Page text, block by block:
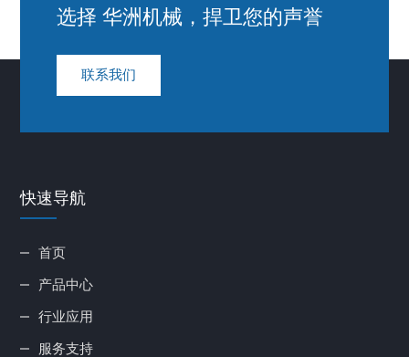
选择 华洲机械，捍卫您的声誉
联系我们
快速导航
首页
产品中心
行业应用
服务支持